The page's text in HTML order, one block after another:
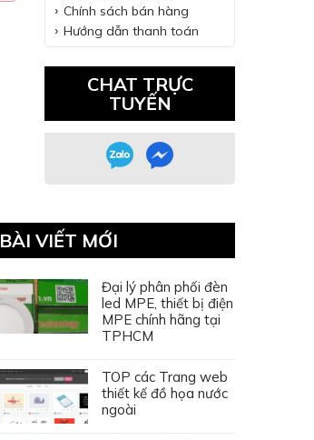
Chính sách bán hàng
Hướng dẫn thanh toán
CHAT TRỰC
TUYẾN
BÀI VIẾT MỚI
Đại lý phân phối đèn
led MPE, thiết bị điện
MPE chính hãng tại
TPHCM
TOP các Trang web
thiết kế đồ họa nước
ngoài